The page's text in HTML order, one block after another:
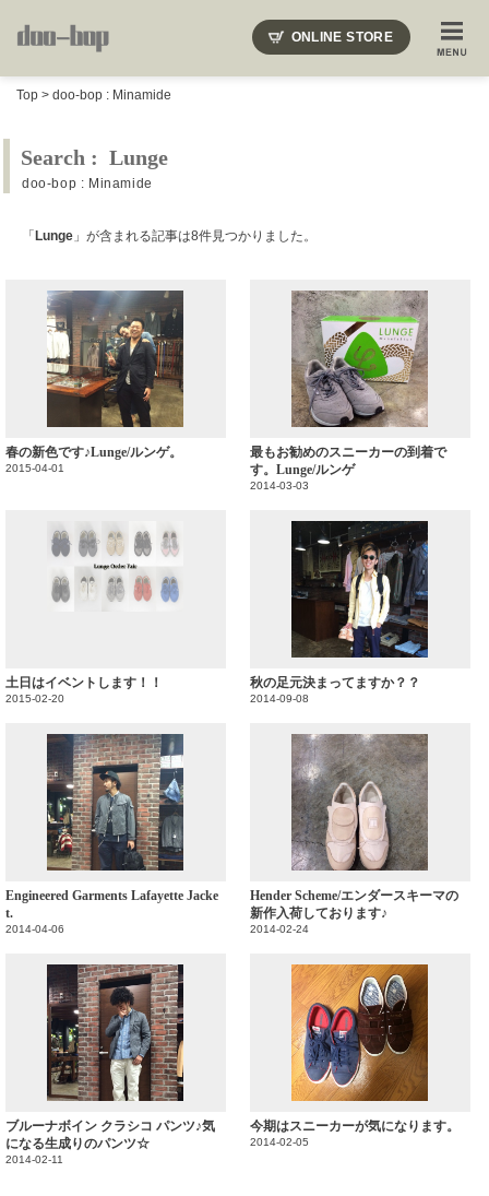
ONLINE STORE
Top > doo-bop : Minamide
Search : Lunge
doo-bop : Minamide
「 Lunge 」が含まれる記事は8件見つかりました。
春の新色です♪Lunge/ルンゲ。
2015-04-01
最もお勧めのスニーカーの到着で
す。Lunge/ルンゲ
2014-03-03
土日はイベントします！！
2015-02-20
秋の足元決まってますか？？
2014-09-08
Engineered Garments Lafayette Jacke
t.
2014-04-06
Hender Scheme/エンダースキーマの
新作入荷しております♪
2014-02-24
ブルーナボイン クラシコ パンツ♪気
になる生成りのパンツ☆
2014-02-11
今期はスニーカーが気になります。
2014-02-05